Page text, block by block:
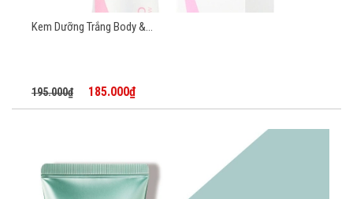
Kem Dưỡng Trắng Body &...
195.000₫ 185.000₫